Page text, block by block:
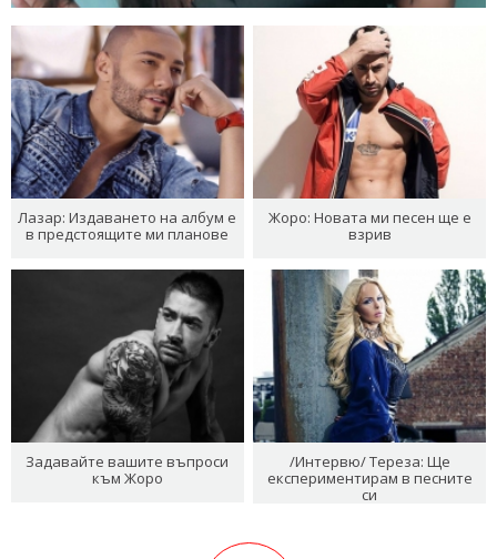
Лазар: Издаването на албум е
в предстоящите ми планове
Жоро: Новата ми песен ще е
взрив
Задавайте вашите въпроси
към Жоро
/Интервю/ Тереза: Ще
експериментирам в песните
си